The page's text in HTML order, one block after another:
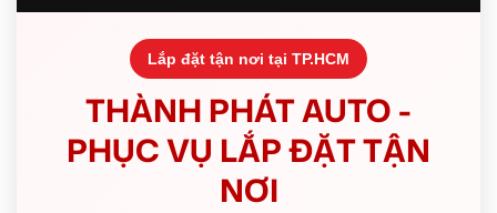
Lắp đặt tận nơi tại TP.HCM
THÀNH PHÁT AUTO -
PHỤC VỤ LẮP ĐẶT TẬN
NƠI